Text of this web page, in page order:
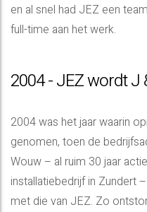
en al snel had JEZ een
full-time aan het werk.
2004 - JEZ wordt J
2004 was het jaar waarin
genomen, toen de
Wouw – al ruim 30 jaar
installatiebedrijf in Zundert
met die van JEZ. Zo